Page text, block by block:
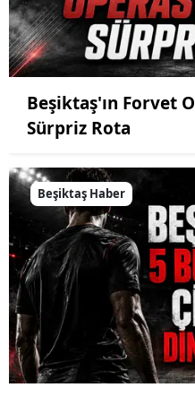
Beşiktaş'ın Forvet
Sürpriz Rota
Beşiktaş Haber